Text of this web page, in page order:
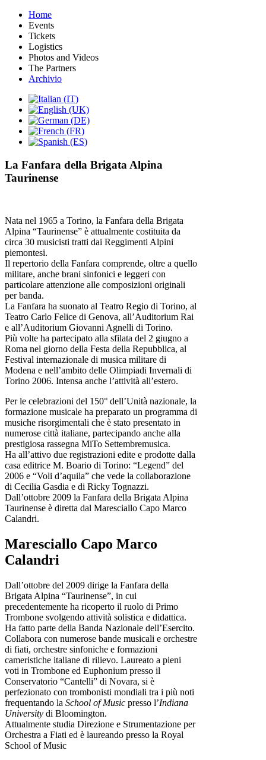
Home
Events
Tickets
Logistics
Photos and Videos
The Partners
Archivio
La Fanfara della Brigata Alpina
Taurinense
Nata nel 1965 a Torino, la Fanfara della Brigata
Alpina “Taurinense” è attualmente costituita da
circa 30 musicisti tratti dai Reggimenti Alpini
piemontesi.
Il repertorio della Fanfara comprende, oltre a quello
militare, anche brani sinfonici e leggeri con
particolare attenzione alle composizioni originali
per banda.
La Fanfara ha suonato al Teatro Regio di Torino, al
Teatro Carlo Felice di Genova, all’Auditorium Rai
e all’Auditorium Giovanni Agnelli di Torino.
Più volte ha partecipato alla sfilata del 2 giugno a
Roma nel giorno della Festa della Repubblica, al
Festival internazionale di musica militare di
Modena e nell’ambito delle Olimpiadi Invernali di
Torino 2006. Intensa anche l’attività all’estero.
Per le celebrazioni del 150° dell’Unità nazionale, la
formazione musicale ha preparato un programma di
musiche risorgimentali che è stato presentato in
numerose città italiane, partecipando anche alla
prestigiosa rassegna MiTo Settembremusica.
Ha all’attivo due registrazioni edite e prodotte dalla
casa editrice M. Boario di Torino: “Legend” del
2006 e “Voli d’aquila” che vede la collaborazione
di Cecilia Gasdia e di Ricky Tognazzi.
Dall’ottobre 2009 la Fanfara della Brigata Alpina
Taurinense è diretta dal Maresciallo Capo Marco
Calandri.
Maresciallo Capo Marco
Calandri
Dall’ottobre del 2009 dirige la Fanfara della
Brigata Alpina “Taurinense”, in cui
precedentemente ha ricoperto il ruolo di Primo
Trombone svolgendo attività solistica e didattica.
Ha fatto parte della Banda Nazionale dell’Esercito.
Collabora con numerose bande musicali e orchestre
di fiati, orchestre sinfoniche e formazioni
cameristiche italiane di rilievo. Laureato a pieni
voti in Trombone ed Euphonium presso il
Conservatorio “Cantelli” di Novara, si è
perfezionato con trombonisti mondiali tra i più noti
frequentando la School of Music presso l’Indiana
University di Bloomington.
Attualmente studia Direzione e Strumentazione per
Orchestra a Fiati ed è laureando presso la Royal
School of Music